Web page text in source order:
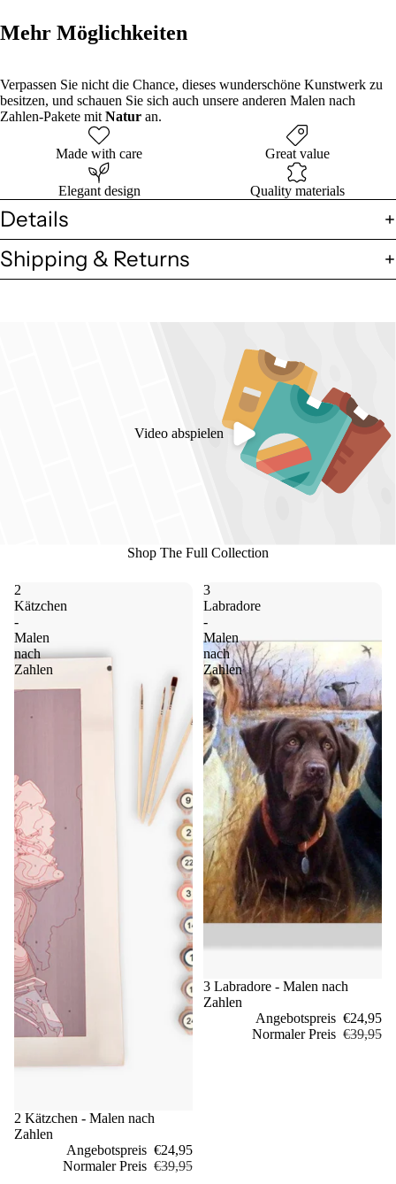
Mehr Möglichkeiten
Verpassen Sie nicht die Chance, dieses wunderschöne Kunstwerk zu
besitzen, und schauen Sie sich auch unsere anderen Malen nach
Zahlen-Pakete mit Natur an.
Made with care Great value
Elegant design Quality materials
Details
Shipping & Returns
Video abspielen
Shop The Full Collection
2
Kätzchen
-
Malen
nach
Zahlen
Sale
2 Kätzchen - Malen nach
Zahlen
Angebotspreis €24,95
Normaler Preis €39,95
3
Labradore
-
Malen
nach
Zahlen
Sale
3 Labradore - Malen nach
Zahlen
Angebotspreis €24,95
Normaler Preis €39,95